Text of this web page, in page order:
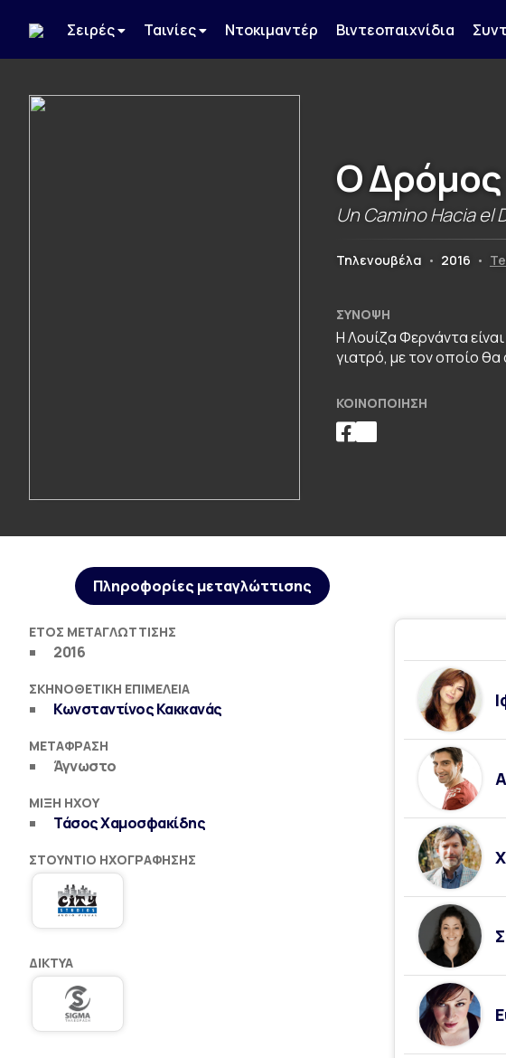
Σειρές Ταινίες Ντοκιμαντέρ Βιντεοπαιχνίδια
Ο
Un Camino Hacia el
Τηλενουβέλα • 2016 •
ΣΎΝΟΨΗ
Η Λουίζα Φερνάντα
γιατρό, με τον οποίο θα
ΚΟΙΝΟΠΟΊΗΣΗ
Πληροφορίες μεταγλώττισης
ΈΤΟΣ ΜΕΤΑΓΛΏΤΤΙΣΗΣ
2016
ΣΚΗΝΟΘΕΤΙΚΉ ΕΠΙΜΈΛΕΙΑ
Κωνσταντίνος Κακκανάς
ΜΕΤΆΦΡΑΣΗ
Άγνωστο
ΜΊΞΗ ΉΧΟΥ
Τάσος Χαμοσφακίδης
ΣΤΟΎΝΤΙΟ ΗΧΟΓΡΆΦΗΣΗΣ
ΔΊΚΤΥΑ